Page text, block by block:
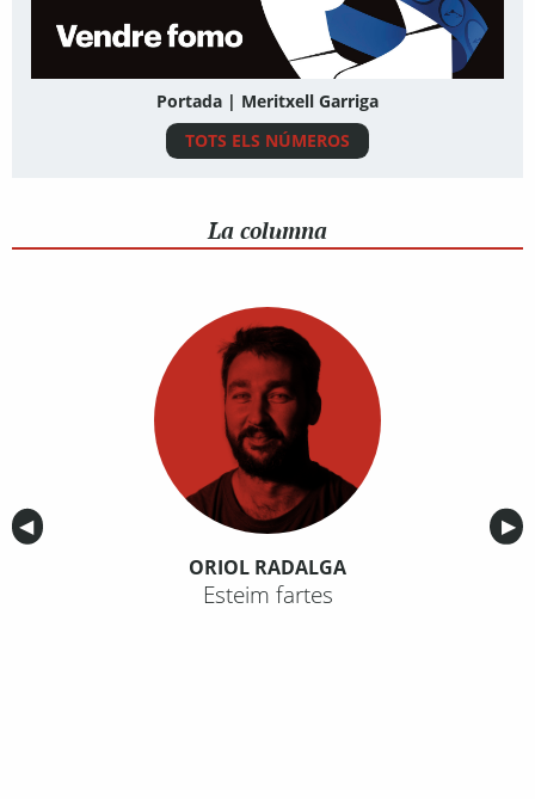
Portada | Meritxell Garriga
TOTS ELS NÚMEROS
La columna
Anterior
◀︎ ▶︎
ORIOL RADALGA
Esteim fartes